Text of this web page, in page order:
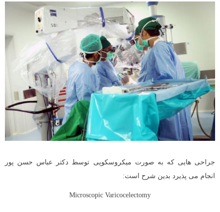
جراحی هایی که به صورت میکروسکوپی توسط دکتر عباس حسن پور
انجام می پذیرد بدین شرح است:
Microscopic Varicocelectomy